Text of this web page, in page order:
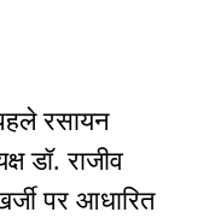
रसायन
डॉ. राजीव
पर आधारित